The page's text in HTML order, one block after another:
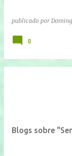
publicado por
0
Blogs sobre